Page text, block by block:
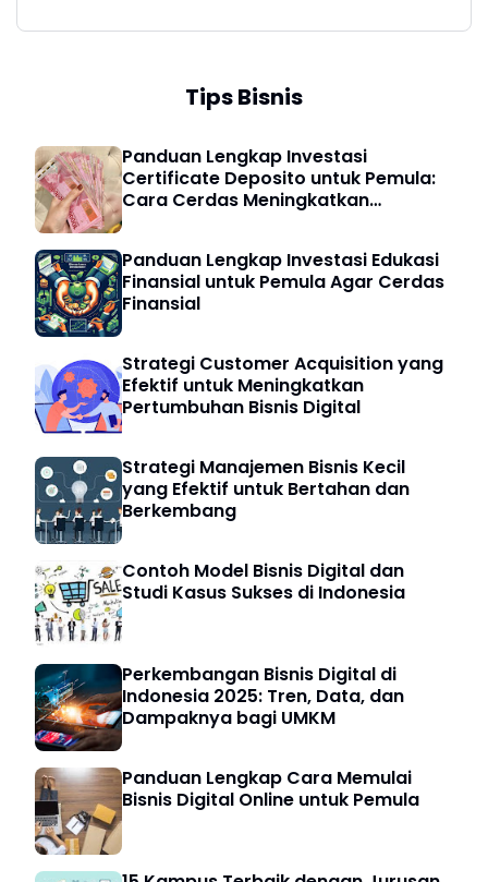
Tips Bisnis
Panduan Lengkap Investasi
Certificate Deposito untuk Pemula:
Cara Cerdas Meningkatkan
Panduan Lengkap Investasi Edukasi
Finansial untuk Pemula Agar Cerdas
Finansial
Strategi Customer Acquisition yang
Efektif untuk Meningkatkan
Pertumbuhan Bisnis Digital
Strategi Manajemen Bisnis Kecil
yang Efektif untuk Bertahan dan
Berkembang
Contoh Model Bisnis Digital dan
Studi Kasus Sukses di Indonesia
Perkembangan Bisnis Digital di
Indonesia 2025: Tren, Data, dan
Dampaknya bagi UMKM
Panduan Lengkap Cara Memulai
Bisnis Digital Online untuk Pemula